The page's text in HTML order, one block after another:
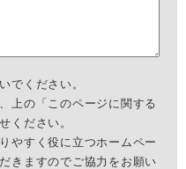
でください。
上の「このページに関する
ください。
やすく役に立つホームペー
きますのでご協力をお願い